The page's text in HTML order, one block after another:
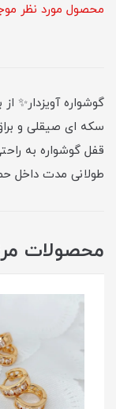
محصول مورد نظر
گوشواره آویزدار✨
سکه ای صیقلی و
قفل گوشواره به
طولانی مدت داخل
محصولات